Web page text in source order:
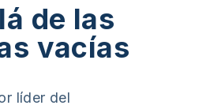
de las
vacías
líder del